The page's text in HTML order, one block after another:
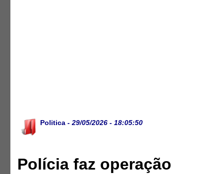
Politica - 29/05/2026 - 18:05:50
Polícia faz operação